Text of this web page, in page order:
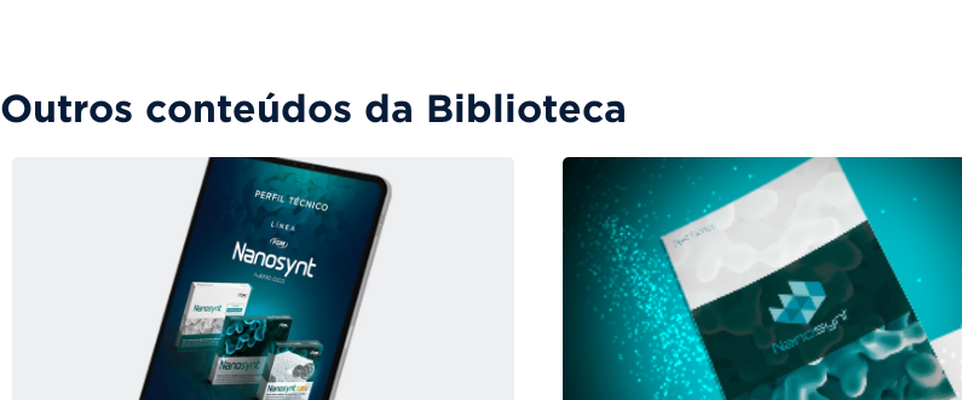
Outros conteúdos da Biblioteca